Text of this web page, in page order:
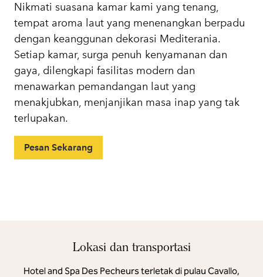
Nikmati suasana kamar kami yang tenang,
tempat aroma laut yang menenangkan berpadu
dengan keanggunan dekorasi Mediterania.
Setiap kamar, surga penuh kenyamanan dan
gaya, dilengkapi fasilitas modern dan
menawarkan pemandangan laut yang
menakjubkan, menjanjikan masa inap yang tak
terlupakan.
Pesan Sekarang
Lokasi dan transportasi
Hotel and Spa Des Pecheurs terletak di pulau Cavallo,